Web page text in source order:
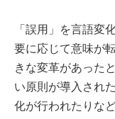
「誤用」を言語変
要に応じて意味が
きな変革があった
い原則が導入され
化が行われたりな